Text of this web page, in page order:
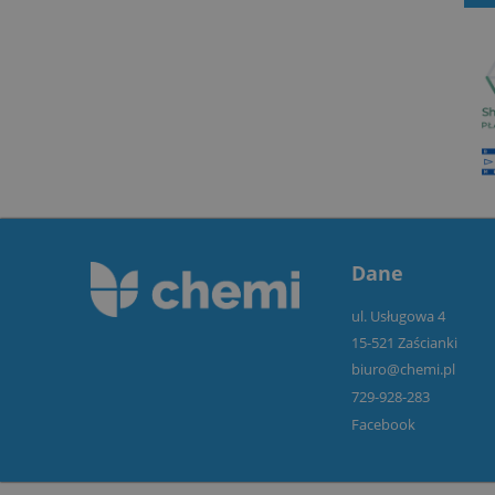
Dane
ul. Usługowa 4
15-521 Zaścianki
biuro@chemi.pl
729-928-283
Facebook